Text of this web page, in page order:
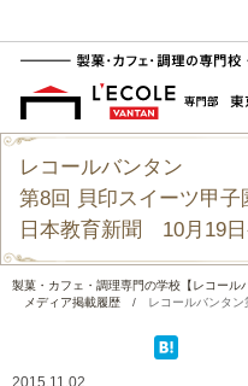
レコールバンタン
第8回 貝印スイーツ甲子
日本教育新聞 10月19
製菓・カフェ・調理専門の学校【レコール
メディア掲載履歴
/ レコールバンタン
2015.11.02